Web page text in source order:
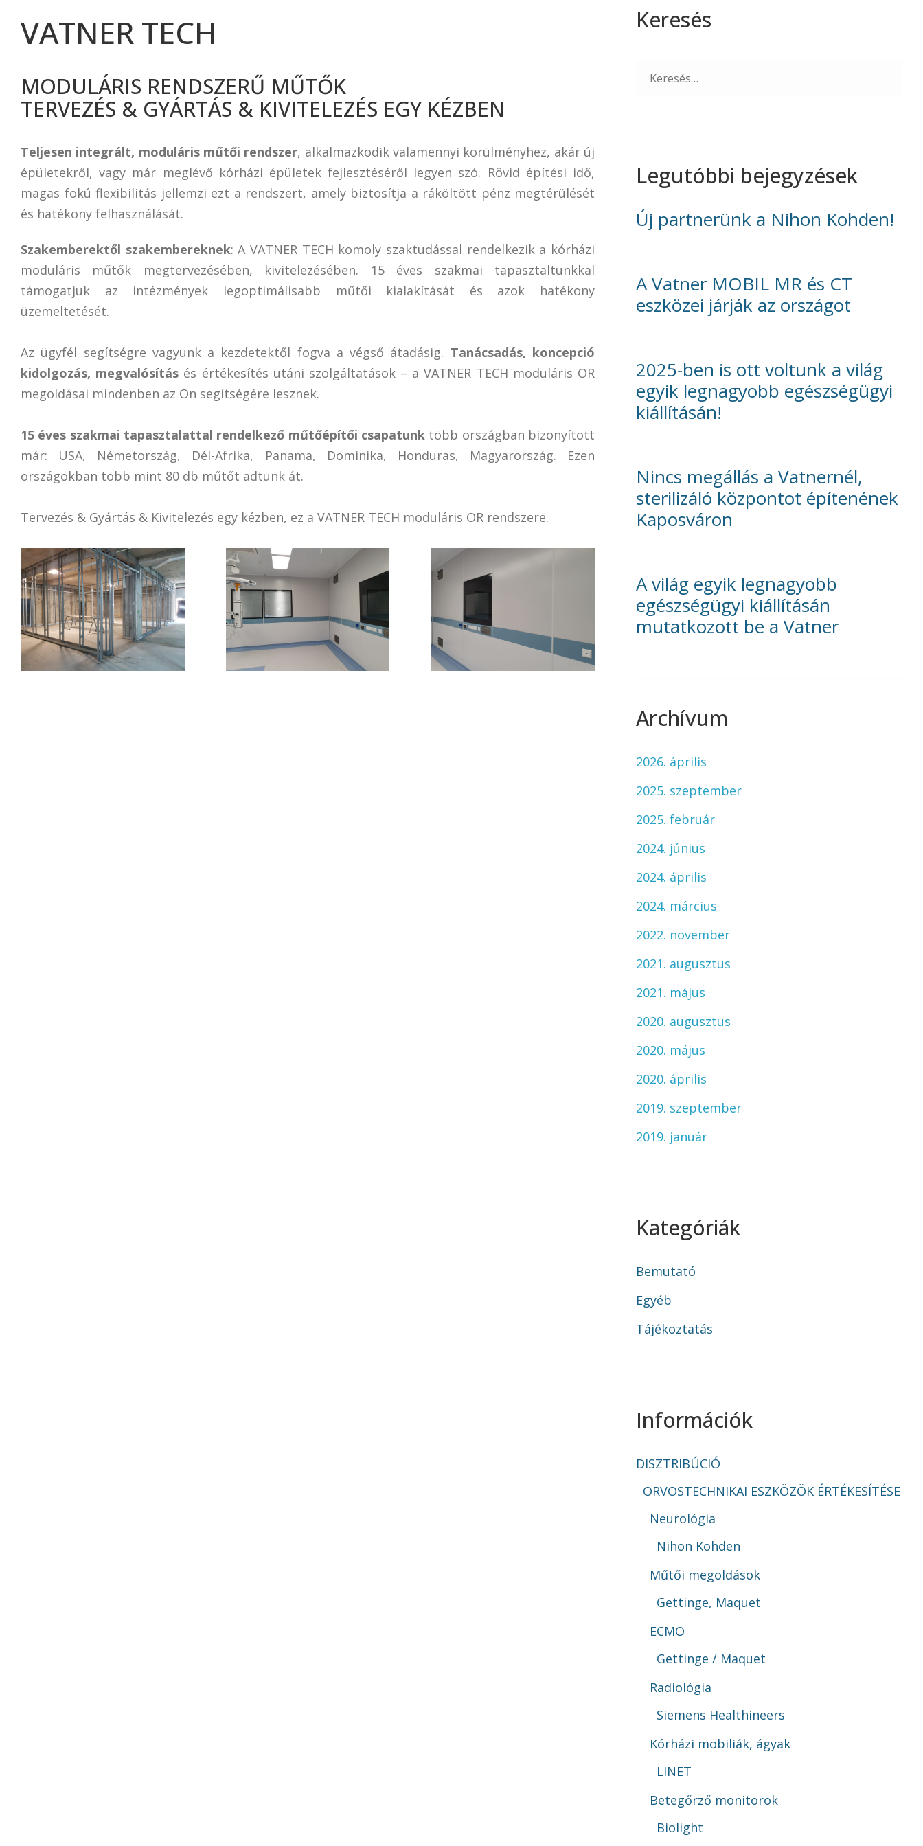
Panelműtőgyártás
VATNER TECH
MODULÁRIS RENDSZERŰ MŰTŐK
TERVEZÉS & GYÁRTÁS & KIVITELEZÉS EGY KÉZBEN
Teljesen integrált, moduláris műtői rendszer, alkalmazkodik valamennyi körülményhez, akár új
épületekről, vagy már meglévő kórházi épületek fejlesztéséről legyen szó. Rövid építési idő,
magas fokú flexibilitás jellemzi ezt a rendszert, amely biztosítja a ráköltött pénz megtérülését
és hatékony felhasználását.
Szakemberektől szakembereknek: A VATNER TECH komoly szaktudással rendelkezik a kórházi
moduláris műtők megtervezésében, kivitelezésében. 15 éves szakmai tapasztaltunkkal
támogatjuk az intézmények legoptimálisabb műtői kialakítását és azok hatékony
üzemeltetését.
Az ügyfél segítségre vagyunk a kezdetektől fogva a végső átadásig. Tanácsadás, koncepció
kidolgozás, megvalósítás és értékesítés utáni szolgáltatások – a VATNER TECH moduláris OR
megoldásai mindenben az Ön segítségére lesznek.
15 éves szakmai tapasztalattal rendelkező műtőépítői csapatunk több országban bizonyított
már: USA, Németország, Dél-Afrika, Panama, Dominika, Honduras, Magyarország. Ezen
országokban több mint 80 db műtőt adtunk át.
Tervezés & Gyártás & Kivitelezés egy kézben, ez a VATNER TECH moduláris OR rendszere.
Keresés
Search
Legutóbbi bejegyzések
Új partnerünk a Nihon Kohden!
A Vatner MOBIL MR és CT
eszközei járják az országot
2025-ben is ott voltunk a világ
egyik legnagyobb egészségügyi
kiállításán!
Nincs megállás a Vatnernél,
sterilizáló központot építenének
Kaposváron
A világ egyik legnagyobb
egészségügyi kiállításán
mutatkozott be a Vatner
Archívum
2026. április
2025. szeptember
2025. február
2024. június
2024. április
2024. március
2022. november
2021. augusztus
2021. május
2020. augusztus
2020. május
2020. április
2019. szeptember
2019. január
Kategóriák
Bemutató
Egyéb
Tájékoztatás
Információk
DISZTRIBÚCIÓ
ORVOSTECHNIKAI ESZKÖZÖK ÉRTÉKESÍTÉSE
Neurológia
Nihon Kohden
Műtői megoldások
Gettinge, Maquet
ECMO
Gettinge / Maquet
Radiológia
Siemens Healthineers
Kórházi mobiliák, ágyak
LINET
Betegőrző monitorok
Biolight